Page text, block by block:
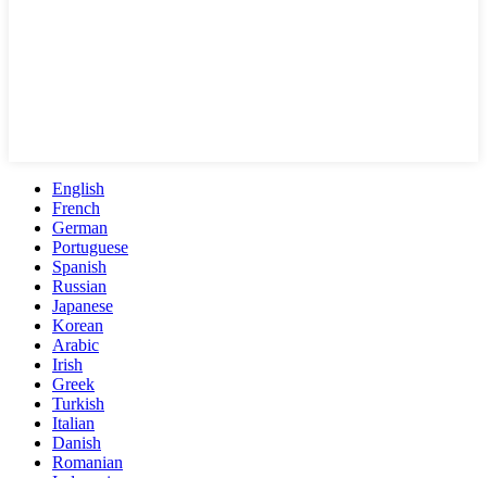
English
French
German
Portuguese
Spanish
Russian
Japanese
Korean
Arabic
Irish
Greek
Turkish
Italian
Danish
Romanian